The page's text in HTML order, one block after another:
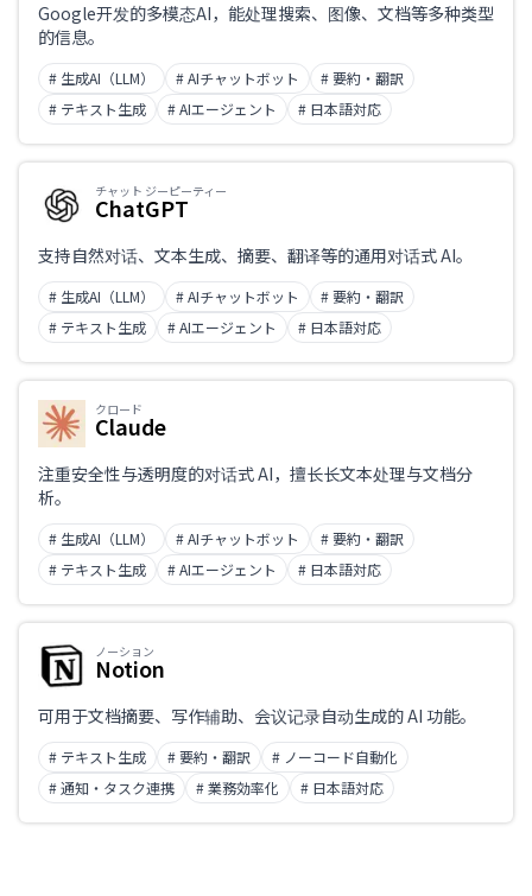
Google开发的多模态AI，能处理搜索、图像、文档等多种类型
的信息。
# 生成AI（LLM） # AIチャットボット
# 要約・翻訳
# テキスト生成
# AIエージェント # 日本語対応
チャット ジーピーティー
ChatGPT
支持自然对话、文本生成、摘要、翻译等的通用对话式 AI。
# 生成AI（LLM） # AIチャットボット
# 要約・翻訳
# テキスト生成
# AIエージェント # 日本語対応
クロード
Claude
注重安全性与透明度的对话式 AI，擅长长文本处理与文档分
析。
# 生成AI（LLM） # AIチャットボット
# 要約・翻訳
# テキスト生成
# AIエージェント # 日本語対応
ノーション
Notion
可用于文档摘要、写作辅助、会议记录自动生成的 AI 功能。
# テキスト生成 # 要約・翻訳
# ノーコード自動化
# 通知・タスク連携
# 業務効率化 # 日本語対応